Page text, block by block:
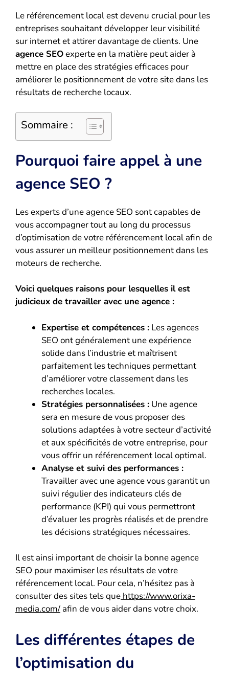
Le référencement local est devenu crucial pour les
entreprises souhaitant développer leur visibilité
sur internet et attirer davantage de clients. Une
agence SEOexperte en la matière peut aider à
mettre en place des stratégies efficaces pour
améliorer le positionnement de votre site dans les
résultats de recherche locaux.
Sommaire :
Pourquoi faire appel à une
agence SEO ?
Les experts d’une agence SEO sont capables de
vous accompagner tout au long du processus
d’optimisation de votre référencement local afin de
vous assurer un meilleur positionnement dans les
moteurs de recherche.
Voici quelques raisons pour lesquelles il est
judicieux de travailler avec une agence :
Expertise et compétences : Les agences
SEO ont généralement une expérience
solide dans l’industrie et maîtrisent
parfaitement les techniques permettant
d’améliorer votre classement dans les
recherches locales.
Stratégies personnalisées : Une agence
sera en mesure de vous proposer des
solutions adaptées à votre secteur d’activité
et aux spécificités de votre entreprise, pour
vous offrir un référencement local optimal.
Analyse et suivi des performances :
Travailler avec une agence vous garantit un
suivi régulier des indicateurs clés de
performance (KPI) qui vous permettront
d’évaluer les progrès réalisés et de prendre
les décisions stratégiques nécessaires.
Il est ainsi important de choisir la bonne agence
SEO pour maximiser les résultats de votre
référencement local. Pour cela, n’hésitez pas à
consulter des sites tels que https://www.orixa-
media.com/ afin de vous aider dans votre choix.
Les différentes étapes de
l’optimisation du